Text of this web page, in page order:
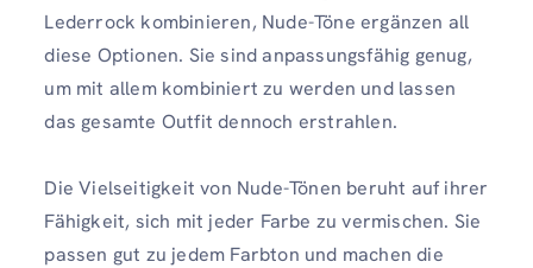
Lederrock kombinieren, Nude-Töne ergänzen all
diese Optionen. Sie sind anpassungsfähig genug,
um mit allem kombiniert zu werden und lassen
das gesamte Outfit dennoch erstrahlen.
Die Vielseitigkeit von Nude-Tönen beruht auf ihrer
Fähigkeit, sich mit jeder Farbe zu vermischen. Sie
passen gut zu jedem Farbton und machen die